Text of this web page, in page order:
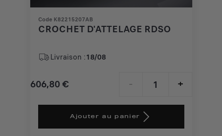
Code K82215207AB
CROCHET D'ATTELAGE RDSO
Livraison :18/08
606,80 €
Price
606,80
- +
Quantity
to:
Ajouter au panier